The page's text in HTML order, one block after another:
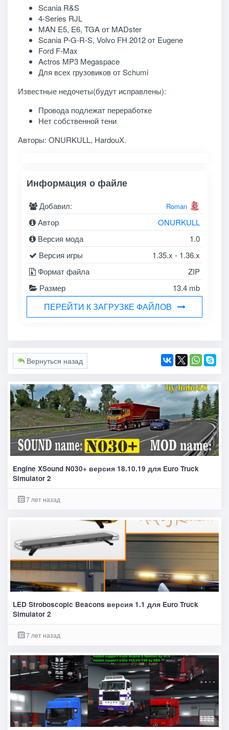
Scania R&S
4-Series RJL
MAN E5, E6, TGA от MADster
Scania P-G-R-S, Volvo FH 2012 от Eugene
Ford F-Max
Actros MP3 Megaspace
Для всех грузовиков от Schumi
Известные недочеты(будут исправлены):
Провода подлежат переработке
Нет собственной тени
Авторы: ONURKULL, HardouX.
Информация о файле
Добавил: Roman
Автор
ONURKULL
Версия мода
1.0
Версия игры
1.35.x - 1.36.x
Формат файла
ZIP
Размер
13.4 mb
ПЕРЕЙТИ К ЗАГРУЗКЕ ФАЙЛОВ
Вернуться назад
Engine XSound N030+ версия 18.10.19 для Euro Truck
Simulator 2
7 лет назад
LED Stroboscopic Beacons версия 1.1 для Euro Truck
Simulator 2
7 лет назад